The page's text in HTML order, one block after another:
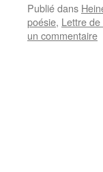
Publié dans
poésie, Lettre
un commentaire